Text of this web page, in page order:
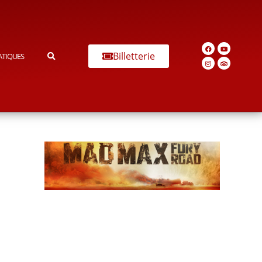
Billetterie